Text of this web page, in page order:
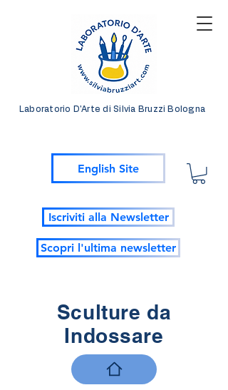
Laboratorio D'Arte di Silvia Bruzzi Bologna
English Site
Iscriviti alla Newsletter
Scopri l'ultima newsletter
Sculture da
Indossare